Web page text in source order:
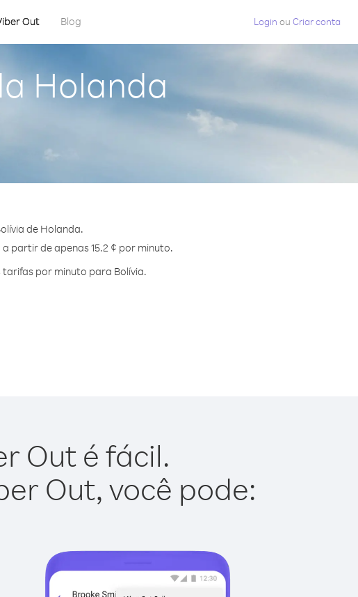
Out Blog Login ou Criar conta
Holanda
de Holanda.
partir de apenas 15.2 ¢ por minuto.
por minuto para Bolívia.
Out é fácil.
Out, você pode: